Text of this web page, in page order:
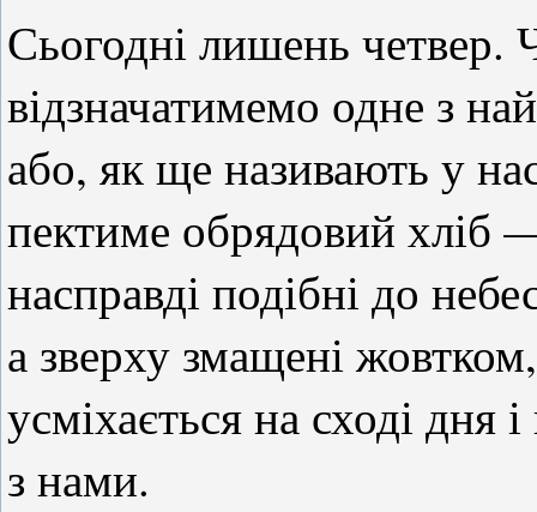
Сьогодні лишень четвер.
відзначатимемо одне з
або, як ще називають у
пектиме обрядовий хліб
насправді подібні до
а зверху змащені
усміхається на сході дня
з нами.